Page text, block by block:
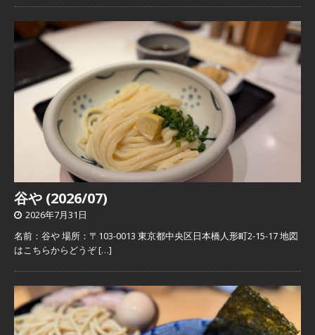
谷や (2026/07)
2026年7月31日
名前：谷や 場所：〒103-0013 東京都中央区日本橋人形町2-15-17 地図
はこちらからどうぞ[…]